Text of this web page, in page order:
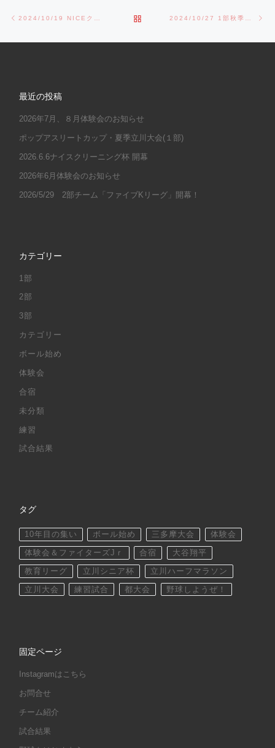
Post navigation BACK TO POST LIST
最近の投稿
2026年7月、８月体験会のお知らせ
ポップアスリートカップ・夏季立川大会(１部)
2026.6.6ナイスクリーニング杯 開幕
2026年6月体験会のお知らせ
2026/5/29 2部チーム「ファイブKリーグ」開幕！
カテゴリー
1部
2部
3部
カテゴリー
ボール始め
体験会
合宿
未分類
練習
試合結果
タグ
10年目の集い ボール始め 三多摩大会 体験会
体験会＆ファイターズJｒ 合宿 大谷翔平
教育リーグ 立川シニア杯 立川ハーフマラソン
立川大会 練習試合 都大会 野球しようぜ！
固定ページ
Instagramはこちら
お問合せ
チーム紹介
試合結果